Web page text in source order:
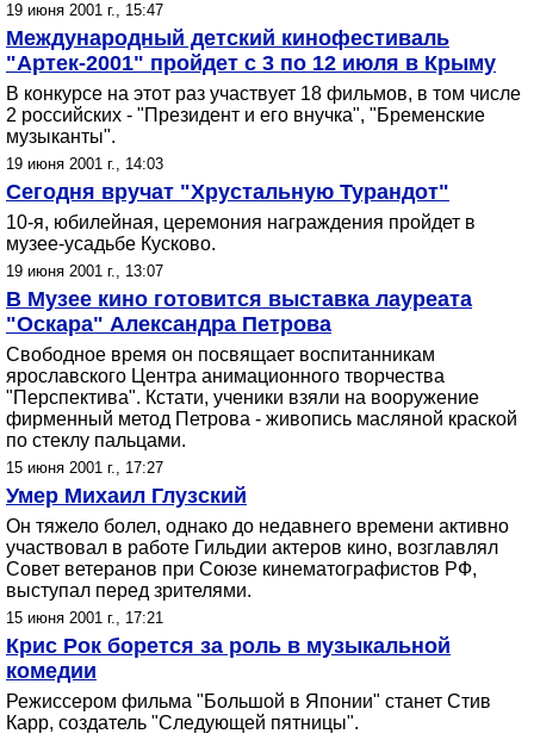
19 июня 2001 г., 15:47
Международный детский кинофестиваль
"Артек-2001" пройдет с 3 по 12 июля в Крыму
В конкурсе на этот раз участвует 18 фильмов, в том числе
2 российских - "Президент и его внучка", "Бременские
музыканты".
19 июня 2001 г., 14:03
Сегодня вручат "Хрустальную Турандот"
10-я, юбилейная, церемония награждения пройдет в
музее-усадьбе Кусково.
19 июня 2001 г., 13:07
В Музее кино готовится выставка лауреата
"Оскара" Александра Петрова
Свободное время он посвящает воспитанникам
ярославского Центра анимационного творчества
"Перспектива". Кстати, ученики взяли на вооружение
фирменный метод Петрова - живопись масляной краской
по стеклу пальцами.
15 июня 2001 г., 17:27
Умер Михаил Глузский
Он тяжело болел, однако до недавнего времени активно
участвовал в работе Гильдии актеров кино, возглавлял
Совет ветеранов при Союзе кинематографистов РФ,
выступал перед зрителями.
15 июня 2001 г., 17:21
Крис Рок борется за роль в музыкальной
комедии
Режиссером фильма "Большой в Японии" станет Стив
Карр, создатель "Следующей пятницы".